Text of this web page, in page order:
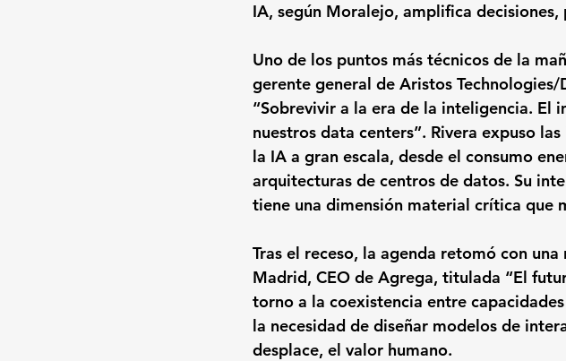
IA, según Moralejo, amplifica
Uno de los puntos más técnicos de la
gerente general de Aristos Technologies/
“Sobrevivir a la era de la inteligencia. El
nuestros data centers”. Rivera expuso
la IA a gran escala, desde el consumo
arquitecturas de centros de datos. Su
tiene una dimensión material crítica que
Tras el receso, la agenda retomó con
Madrid, CEO de Agrega, titulada “El
torno a la coexistencia entre
la necesidad de diseñar modelos de
desplace, el valor humano.